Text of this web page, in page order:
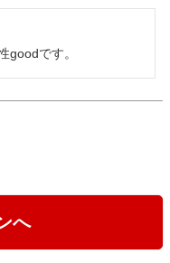
へ
goodです。